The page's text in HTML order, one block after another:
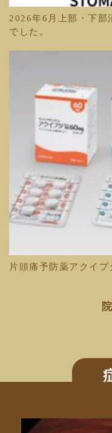
2026年6月上部・下部
でした。
片頭痛予防薬アクイ